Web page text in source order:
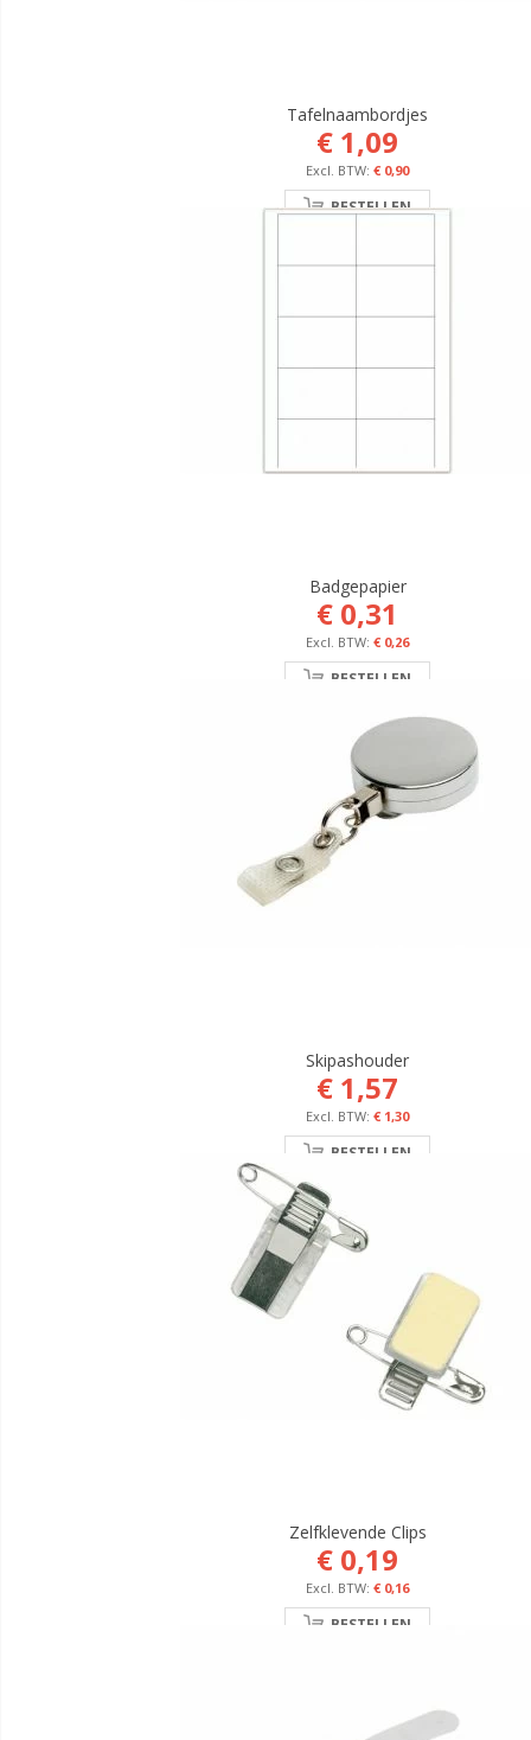
Tafelnaambordjes
€ 1,09
€ 0,90
BESTELLEN
Badgepapier
€ 0,31
€ 0,26
BESTELLEN
Skipashouder
€ 1,57
€ 1,30
BESTELLEN
Zelfklevende Clips
€ 0,19
€ 0,16
BESTELLEN